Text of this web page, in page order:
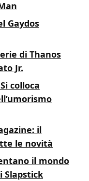
Gaydos
di Thanos
Jr.
colloca
il
le novità
il mondo
Slapstick